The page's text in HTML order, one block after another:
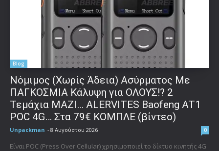
Blog
Νόμιμος (Χωρίς Άδεια) Ασύρματος Με
ΠΑΓΚΟΣΜΙΑ Κάλυψη για ΟΛΟΥΣ!? 2
Τεμάχια ΜΑΖΙ… ALERVITES Baofeng AT1
POC 4G… Στα 79€ ΚΟΜΠΛΕ (βίντεο)
Unpackman - 8 Αυγούστου 2026 0
Είναι POC (Press Over Cellular) χρησιμοποιεί το δίκτυο κινητής 4G